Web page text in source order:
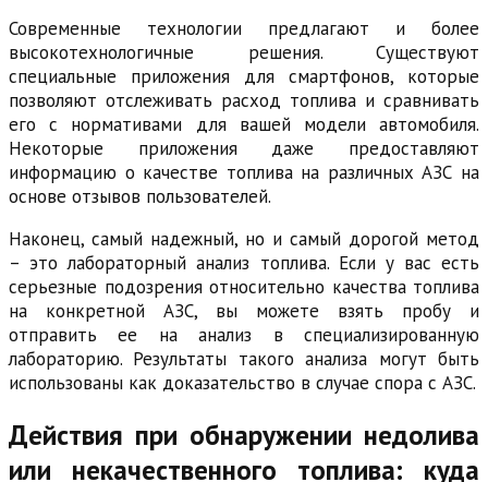
Современные технологии предлагают и более
высокотехнологичные решения. Существуют
специальные приложения для смартфонов, которые
позволяют отслеживать расход топлива и сравнивать
его с нормативами для вашей модели автомобиля.
Некоторые приложения даже предоставляют
информацию о качестве топлива на различных АЗС на
основе отзывов пользователей.
Наконец, самый надежный, но и самый дорогой метод
– это лабораторный анализ топлива. Если у вас есть
серьезные подозрения относительно качества топлива
на конкретной АЗС, вы можете взять пробу и
отправить ее на анализ в специализированную
лабораторию. Результаты такого анализа могут быть
использованы как доказательство в случае спора с АЗС.
Действия при обнаружении недолива
или некачественного топлива: куда